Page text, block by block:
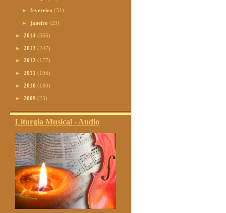
►fevereiro(31)
► janeiro(29)
► 2014 (366)
► 2013 (247)
► 2012 (177)
► 2011 (196)
► 2010 (180)
► 2009 (25)
Liturgia Musical - Audio